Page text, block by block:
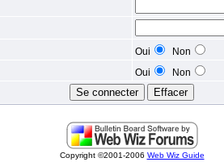
Oui
Non
Oui Non
Copyright ©2001-2006 Web Wiz Guide